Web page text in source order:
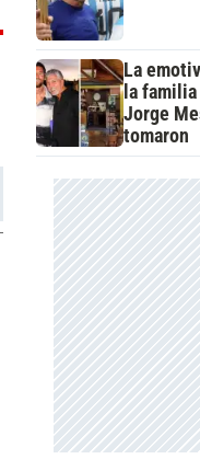
La
la familia
Jorge
tomaron